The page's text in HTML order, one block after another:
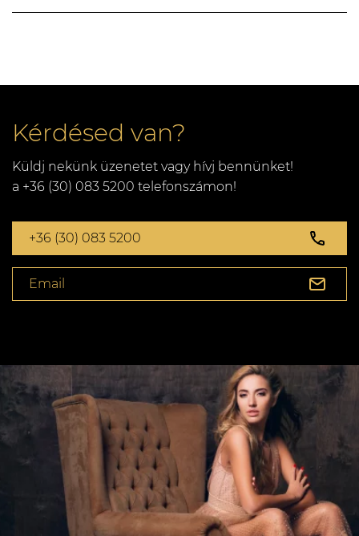
Kérdésed van?
Küldj nekünk üzenetet vagy hívj bennünket!
a +36 (30) 083 5200 telefonszámon!
+36 (30) 083 5200
Email